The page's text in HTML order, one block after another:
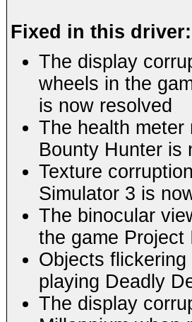
Fixed in this driver:
The display
wheels in the
is now resolved
The health meter
Bounty Hunter is
Texture
Simulator 3 is
The binocular
the game
Objects
playing Deadly
The display